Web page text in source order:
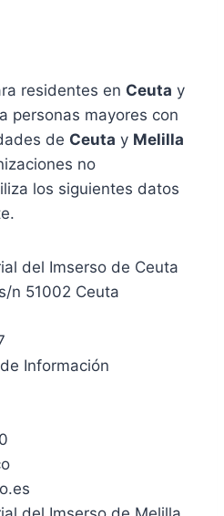
residentes en Ceuta y
personas mayores con
de Ceuta y Melilla
no
los siguientes datos
del Imserso de Ceuta
n 51002 Ceuta
Información